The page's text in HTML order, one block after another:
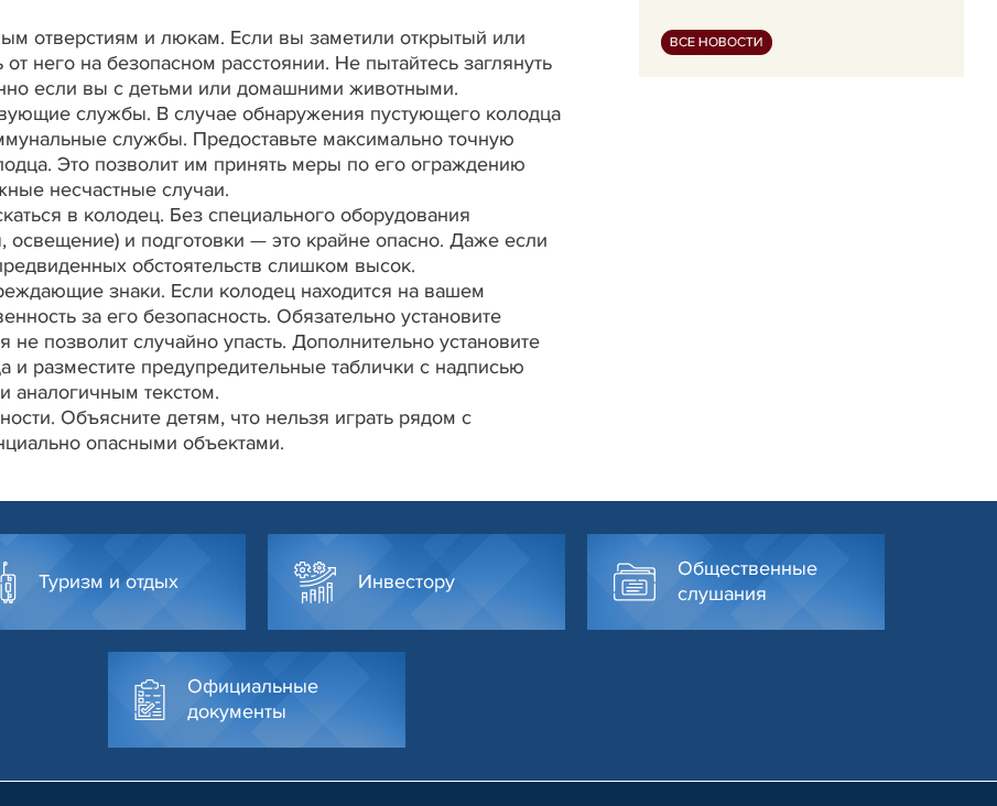
отверстиям и люкам. Если вы заметили открытый или
него на безопасном расстоянии. Не пытайтесь заглянуть
если вы с детьми или домашними животными.
службы. В случае обнаружения пустующего колодца
службы. Предоставьте максимально точную
Это позволит им принять меры по его ограждению
несчастные случаи.
в колодец. Без специального оборудования
освещение) и подготовки — это крайне опасно. Даже если
обстоятельств слишком высок.
знаки. Если колодец находится на вашем
за его безопасность. Обязательно установите
позволит случайно упасть. Дополнительно установите
и разместите предупредительные таблички с надписью
аналогичным текстом.
Объясните детям, что нельзя играть рядом с
опасными объектами.
ВСЕ НОВОСТИ
Туризм и отдых Инвестору
Общественные
слушания
Официальные
документы